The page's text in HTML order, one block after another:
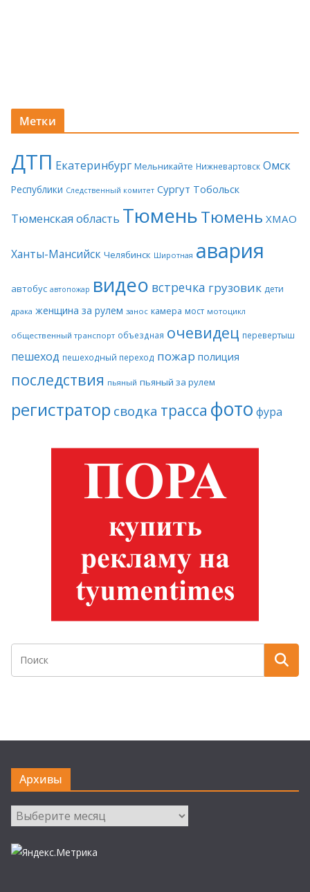
Метки
ДТП Екатеринбург Мельникайте Нижневартовск Омск
Республики Следственный комитет Сургут Тобольск
Тюменская область ТюменьТюмень ХМАО
Ханты-Мансийск Челябинск Широтная авария
автобус автопожар видео встречка грузовик дети
драка женщина за рулем занос камера мост мотоцикл
общественный транспорт объездная очевидец перевертыш
пешеход пешеходный переход пожар полиция
последствия пьяный пьяный за рулем
регистратор сводка трасса фото фура
Архивы
Архивы